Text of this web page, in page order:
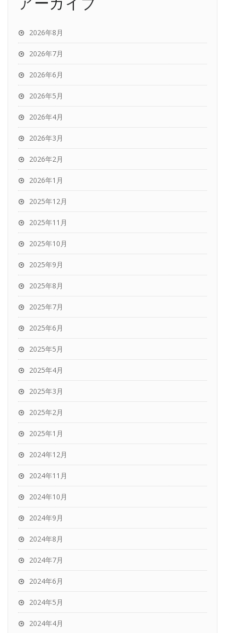
2026年8月
2026年7月
2026年6月
2026年5月
2026年4月
2026年3月
2026年2月
2026年1月
2025年12月
2025年11月
2025年10月
2025年9月
2025年8月
2025年7月
2025年6月
2025年5月
2025年4月
2025年3月
2025年2月
2025年1月
2024年12月
2024年11月
2024年10月
2024年9月
2024年8月
2024年7月
2024年6月
2024年5月
2024年4月